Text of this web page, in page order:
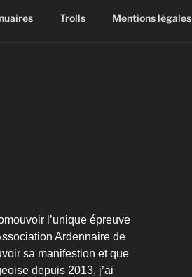
Trolls Mentions légales
l’unique épreuve
Ardennaire de
sa manifestion et que
depuis 2013, j’ai